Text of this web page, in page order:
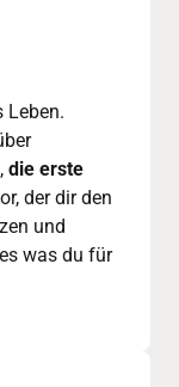
Leben.
die erste
der dir den
und
was du für